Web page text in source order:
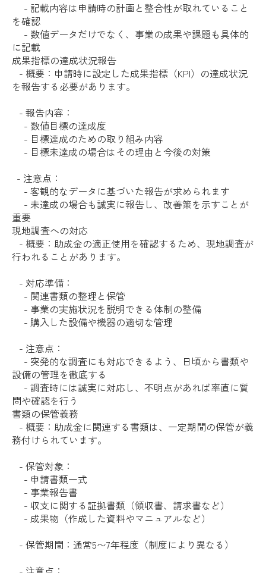
- 記載内容は申請時の計画と整合性が取れていること
を確認
- 数値データだけでなく、事業の成果や課題も具体的
に記載
成果指標の達成状況報告
- 概要：申請時に設定した成果指標（KPI）の達成状況
を報告する必要があります。
- 報告内容：
- 数値目標の達成度
- 目標達成のための取り組み内容
- 目標未達成の場合はその理由と今後の対策
- 注意点：
- 客観的なデータに基づいた報告が求められます
- 未達成の場合も誠実に報告し、改善策を示すことが
重要
現地調査への対応
- 概要：助成金の適正使用を確認するため、現地調査が
行われることがあります。
- 対応準備：
- 関連書類の整理と保管
- 事業の実施状況を説明できる体制の整備
- 購入した設備や機器の適切な管理
- 注意点：
- 突発的な調査にも対応できるよう、日頃から書類や
設備の管理を徹底する
- 調査時には誠実に対応し、不明点があれば率直に質
問や確認を行う
書類の保管義務
- 概要：助成金に関連する書類は、一定期間の保管が義
務付けられています。
- 保管対象：
- 申請書類一式
- 事業報告書
- 収支に関する証拠書類（領収書、請求書など）
- 成果物（作成した資料やマニュアルなど）
- 保管期間：通常5〜7年程度（制度により異なる）